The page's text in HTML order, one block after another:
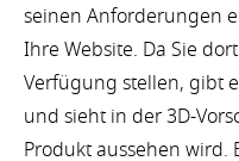
seinen Anforderungen
Ihre Website. Da Sie
Verfügung stellen, gibt
und sieht in der 3D-
Produkt aussehen